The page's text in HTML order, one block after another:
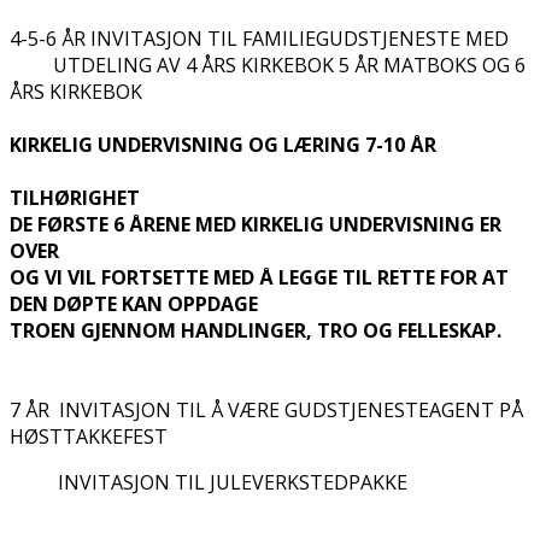
4-5-6 ÅR INVITASJON TIL FAMILIEGUDSTJENESTE MED
UTDELING AV 4 ÅRS KIRKEBOK 5 ÅR MATBOKS OG 6
ÅRS KIRKEBOK
KIRKELIG UNDERVISNING OG LÆRING 7-10 ÅR
TILHØRIGHET
DE FØRSTE 6 ÅRENE MED KIRKELIG UNDERVISNING ER
OVER
OG VI VIL FORTSETTE MED Å LEGGE TIL RETTE FOR AT
DEN DØPTE KAN OPPDAGE
TROEN GJENNOM HANDLINGER, TRO OG FELLESKAP.
7 ÅR INVITASJON TIL Å VÆRE GUDSTJENESTEAGENT PÅ
HØSTTAKKEFEST
INVITASJON TIL JULEVERKSTEDPAKKE